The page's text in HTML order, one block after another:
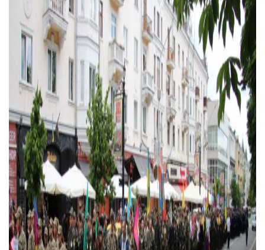
Тендери
Довідник
Контакти
Рекламні прайси
Підтримати «місцевих»
Редакційна політика
Етичний кодекс